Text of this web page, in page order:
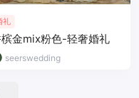
礼
金mix粉色-轻奢婚礼
seerswedding